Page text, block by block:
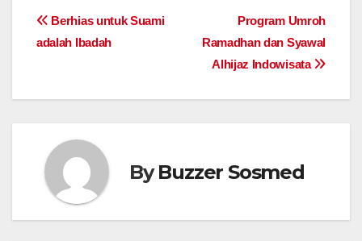
Post
Program Umroh
Ramadhan dan Syawal
Alhijaz Indowisata
Berhias untuk Suami
adalah Ibadah
ByBuzzer Sosmed